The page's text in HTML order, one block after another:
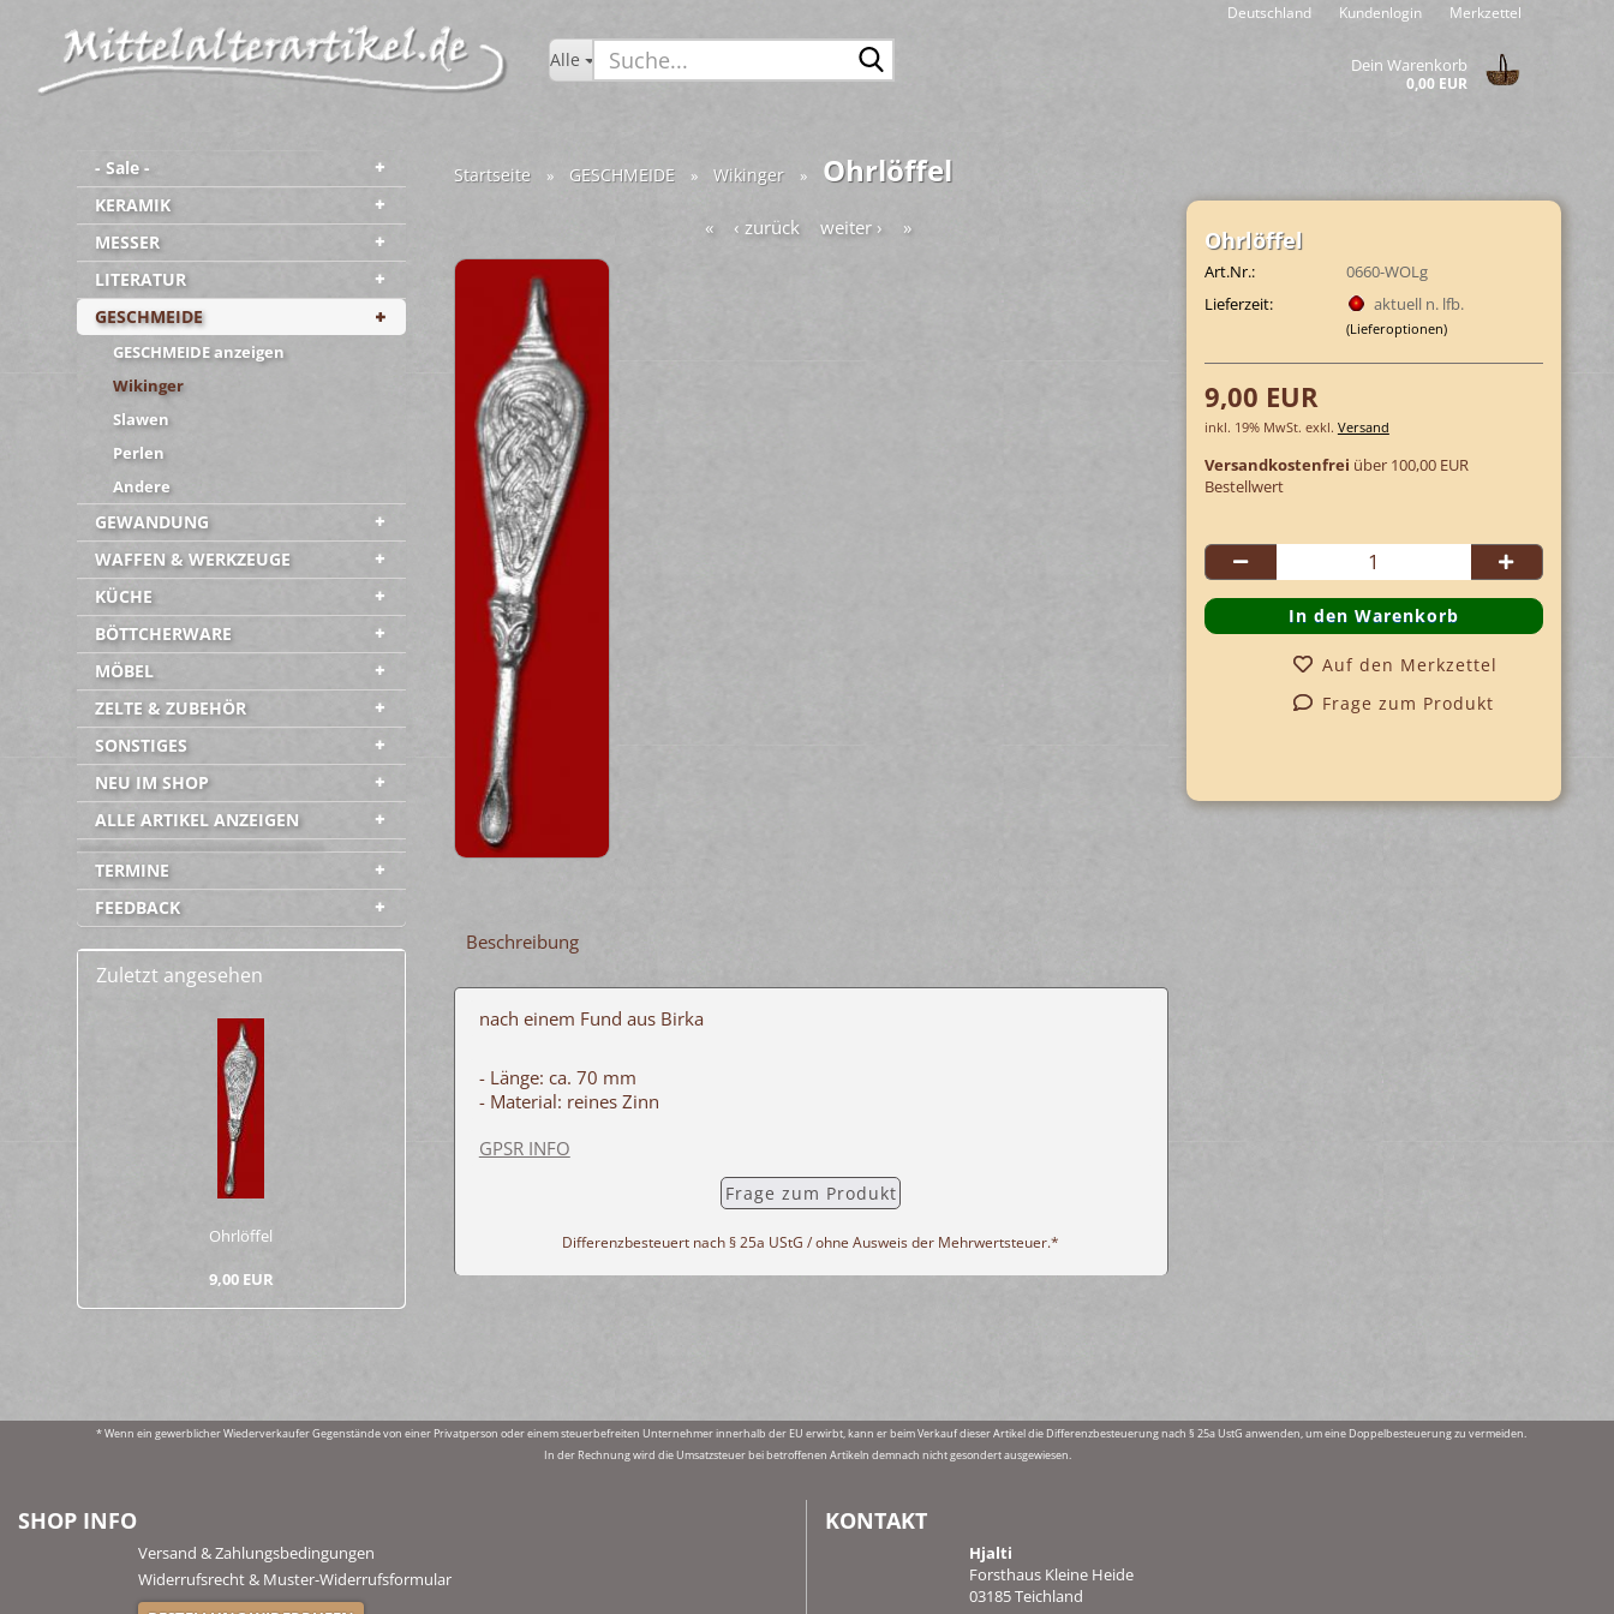
Deutschland Kundenlogin Merkzettel
Alle Dein Warenkorb
0,00 EUR
Startseite » GESCHMEIDE » Wikinger » Ohrlöffel
« ‹ zurück weiter › » Ohr­löf­fel
Art.Nr.:
0660-WOLg
Lieferzeit:
aktuell n. lfb.
(Lieferoptionen)
9,00 EUR
inkl. 19% MwSt. exkl. Versand
Versandkostenfrei über 100,00 EUR
Bestellwert
Auf den Merkzettel
Frage zum Produkt
Beschreibung
nach einem Fund aus Birka
- Länge: ca. 70 mm
- Material: reines Zinn
GPSR INFO
Frage zum Produkt
Differenzbesteuert nach § 25a UStG / ohne Ausweis der Mehrwertsteuer.*
- Sale -
KERAMIK
MESSER
LITERATUR
GESCHMEIDE
GESCHMEIDE anzeigen
Wikinger
Slawen
Perlen
Andere
GEWANDUNG
WAFFEN & WERKZEUGE
KÜCHE
BÖTTCHERWARE
MÖBEL
ZELTE & ZUBEHÖR
SONSTIGES
NEU IM SHOP
ALLE ARTIKEL ANZEIGEN
-----------------------------------------
TERMINE
FEEDBACK
Zuletzt angesehen
Ohr­löf­fel
9,00 EUR
* Wenn ein gewerblicher Wiederverkaufer Gegenstände von einer Privatperson oder einem steuerbefreiten Unternehmer innerhalb der EU erwirbt, kann er beim Verkauf dieser Artikel die Differenzbesteuerung nach § 25a UstG anwenden, um eine Doppelbesteuerung zu vermeiden.
In der Rechnung wird die Umsatzsteuer bei betroffenen Artikeln demnach nicht gesondert ausgewiesen.
SHOP INFO
Versand & Zahlungsbedingungen
Widerrufsrecht & Muster-Widerrufsformular
KONTAKT
Hjalti
Forsthaus Kleine Heide
03185 Teichland